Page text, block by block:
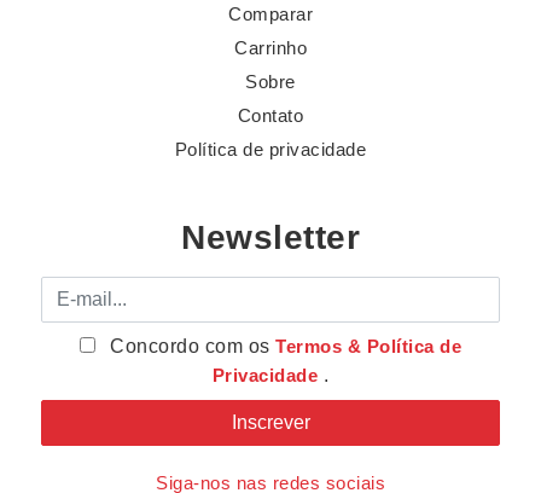
Comparar
Carrinho
Sobre
Contato
Política de privacidade
Newsletter
E-mail
Concordo com osTermos & Política de
Privacidade .
Siga-nos nas redes sociais